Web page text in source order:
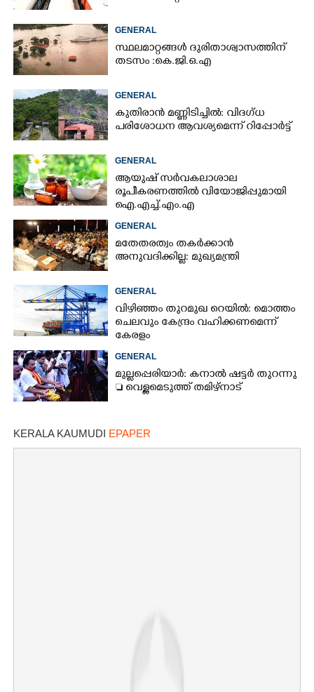
GENERAL
സ്ഥലമാറ്റങ്ങൾ ദുരിതാശ്വാസത്തിന്
തടസം :കെ.ജി.ഒ.എ
GENERAL
കുതിരാൻ മണ്ണിടിച്ചിൽ: വിദഗ്ധ
പരിശോധന ആവശ്യമെന്ന് റിപ്പോർട്ട്
GENERAL
ആയുഷ് സർവകലാശാല
രൂപീകരണത്തിൽ വിയോജിപ്പുമായി
ഐ.എച്ച്.എം.എ
GENERAL
മതേതരത്വം തകർക്കാൻ
അനുവദിക്കില്ല: മുഖ്യമന്ത്രി
GENERAL
വിഴിഞ്ഞം തുറമുഖ റെയിൽ: മൊത്തം
ചെലവും കേന്ദ്രം വഹിക്കണമെന്ന്
കേരളം
GENERAL
മുല്ലപ്പെരിയാർ: കനാൽ ഷട്ടർ തുറന്നു
 വെള്ളമെടുത്ത് തമിഴ്നാട്
KERALA KAUMUDI EPAPER